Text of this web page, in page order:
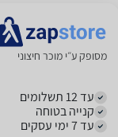
מסופק ע״י מוכר חיצוני
עד 12 תשלומים
קנייה בטוחה
עד 7 ימי עסקים